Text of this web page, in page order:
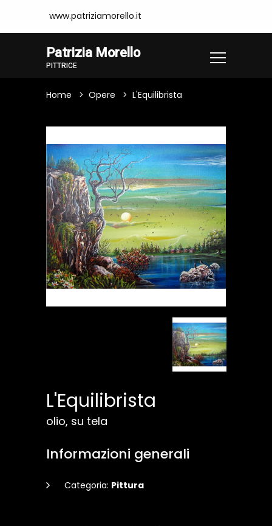
www.patriziamorello.it
Patrizia Morello
PITTRICE
Home Opere L'Equilibrista
L'Equilibrista
olio, su tela
Informazioni generali
Categoria: Pittura